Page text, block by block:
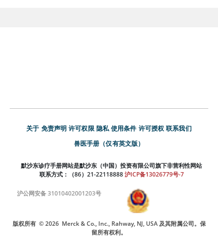
关于 免责声明 许可权限 隐私 使用条件 许可授权 联系我们
兽医手册（仅有英文版）
默沙东诊疗手册网站是默沙东（中国）投资有限公司旗下非营利性网站
联系方式：（86）21-22118888 沪ICP备13026779号-7
沪公网安备 31010402001203号
版权所有 © 2026 Merck & Co., Inc., Rahway, NJ, USA 及其附属公司。保
留所有权利。